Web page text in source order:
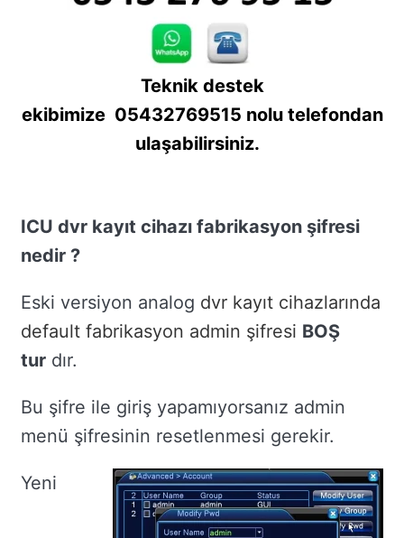
Teknik destek
ekibimize 05432769515 nolu telefondan
ulaşabilirsiniz.
ICU dvr kayıt cihazı fabrikasyon şifresi
nedir ?
Eski versiyon analog dvr kayıt cihazlarında
default fabrikasyon admin şifresi BOŞ
tur dır.
Bu şifre ile giriş yapamıyorsanız admin
menü şifresinin resetlenmesi gerekir.
Yeni